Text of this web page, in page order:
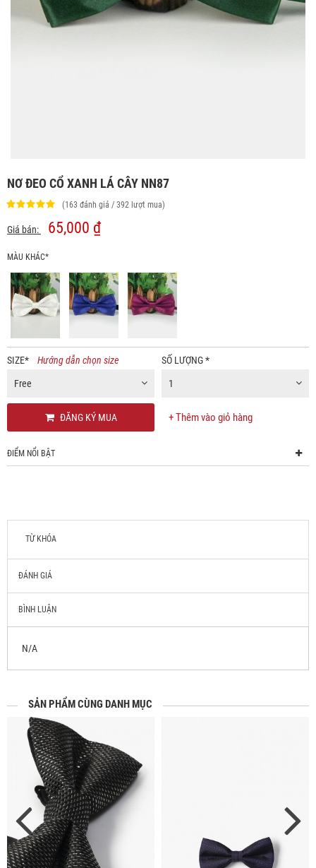
NƠ ĐEO CỔ XANH LÁ CÂY NN87
(163 đánh giá / 392 lượt mua)
Giá bán: 65,000 ₫
MÀU KHÁC*
SIZE* Hướng dẫn chọn size
Free
SỐ LƯỢNG*
1
ĐĂNG KÝ MUA + Thêm vào giỏ hàng
ĐIỂM NỔI BẬT
TỪ KHÓA
ĐÁNH GIÁ
BÌNH LUẬN
N/A
SẢN PHẨM CÙNG DANH MỤC